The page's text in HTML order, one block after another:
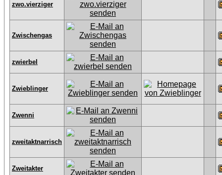
zwo.vierziger
Zwischengas
zwierbel
Zwieblinger
Zwenni
zweitaktnarrisch
Zweitakter